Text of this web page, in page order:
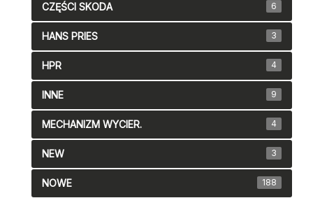
CZĘŚCI SKODA 6
HANS PRIES 3
HPR 4
INNE 9
MECHANIZM WYCIER. 4
NEW 3
NOWE 188